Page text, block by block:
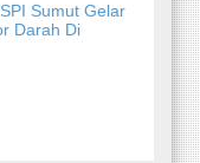
Sumut Gelar
Darah Di